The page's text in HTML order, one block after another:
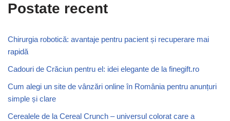
Postate recent
Chirurgia robotică: avantaje pentru pacient și recuperare mai
rapidă
Cadouri de Crăciun pentru el: idei elegante de la finegift.ro
Cum alegi un site de vânzări online în România pentru anunțuri
simple și clare
Cerealele de la Cereal Crunch – universul colorat care a